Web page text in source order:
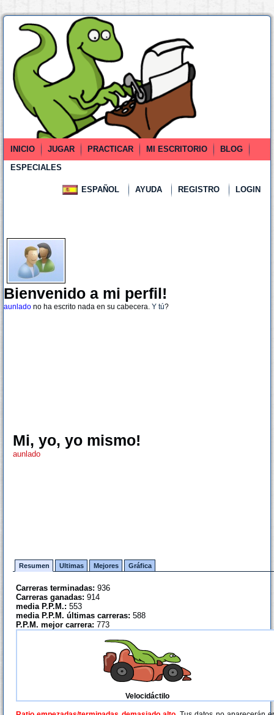
INICIO JUGAR PRACTICAR MI ESCRITORIO
BLOG
ESPECIALES
ESPAÑOL AYUDA REGISTRO LOGIN
Bienvenido a mi perfil!
aunlado no ha escrito nada en su cabecera. Y tú?
Mi, yo, yo mismo!
aunlado
Resumen Ultimas Mejores Gráfica
Carreras terminadas: 936
Carreras ganadas: 914
media P.P.M.: 553
media P.P.M. últimas carreras: 588
P.P.M. mejor carrera: 773
Velocidáctilo